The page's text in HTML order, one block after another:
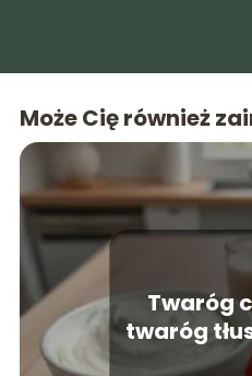
Może Cię również
Twaróg
twaróg
jest